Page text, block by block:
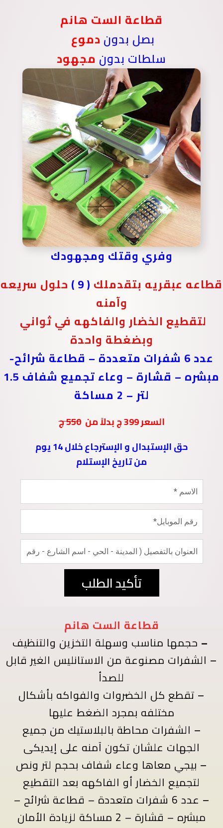
قطاعة الست هانم
بصل بدون دموع
سلطات بدون مجهود
وفري وقتك ومجهودك
قطاعه عبقريه بتقدملك ( 9 )
حلول سريعه
وآمنه
وبضغطة واحدة
عدد 6 شفرات متعددة – قطاعة شرائح-
مبشره – قشارة – وعاء تجميع شفاف 1.5
لتر – 2 مساكة
السعر 399 ج بدلاً من
550 ج
حق الإستبدال و الإسترجاع خلال 14 يوم
من تاريخ الإستلام
تأكيد الطلب
قطاعة الست هانم
– حجمها مناسب وسهلة التخزين والتنظيف
– الشفرات مصنوعة من الاستانليس الغير قابل
للصدأ
– تقطع كل الخضروات والفواكه بأشكال
مختلفه بمجرد الضغط عليها
– الشفرات محاطة بالبلاستيك من جميع
الجهات علشان تكون آمنه على إيديكى
– بيجي معاها وعاء شفاف بحجم لتر ونص
لتجميع الخضار أو الفاكهه بعد التقطيع
–
عدد 6 شفرات متعددة – قطاعة شرائح –
مبشره – قشارة – 2 مساكة لزيادة الأمان